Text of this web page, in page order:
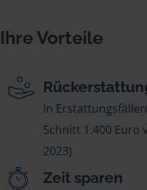
Ihre Vorteile
In
Schnitt 1.400 Euro
2023)
Zeit sparen